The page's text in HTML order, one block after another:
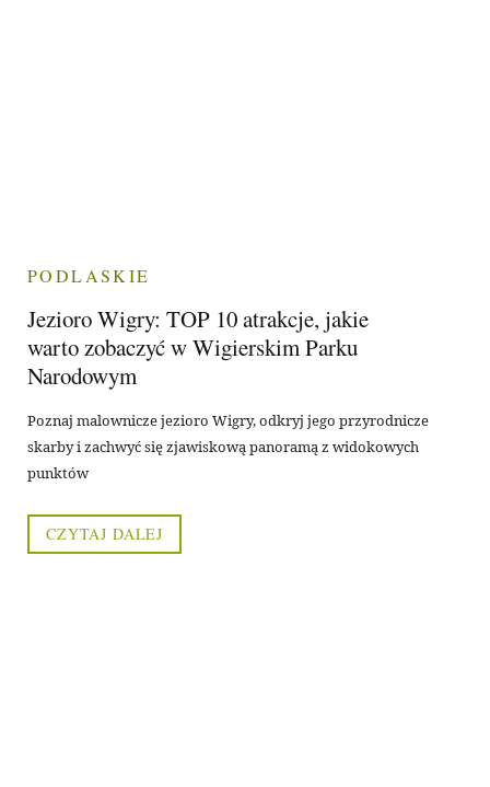
PODLASKIE
Jezioro Wigry: TOP 10 atrakcje, jakie
warto zobaczyć w Wigierskim Parku
Narodowym
Poznaj malownicze jezioro Wigry, odkryj jego przyrodnicze
skarby i zachwyć się zjawiskową panoramą z widokowych
punktów
CZYTAJ DALEJ